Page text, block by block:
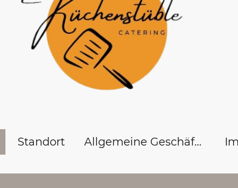
Standort Allgemeine Geschäftsbedingungen